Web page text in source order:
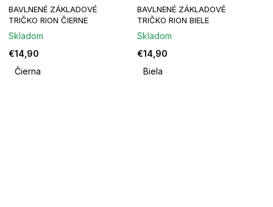
BAVLNENÉ ZÁKLADOVÉ
TRIČKO RION ČIERNE
Skladom
€14,90
Čierna
BAVLNENÉ ZÁKLADOVÉ
TRIČKO RION BIELE
Skladom
€14,90
Biela